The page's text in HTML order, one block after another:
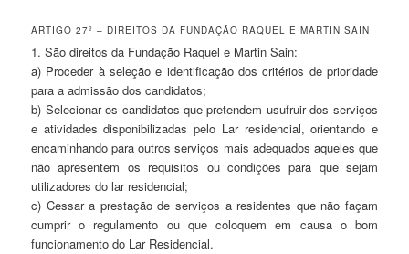
ARTIGO 27º – DIREITOS DA FUNDAÇÃO RAQUEL E MARTIN SAIN
1. São direitos da Fundação Raquel e Martin Sain:
a) Proceder à seleção e identificação dos critérios de prioridade
para a admissão dos candidatos;
b) Selecionar os candidatos que pretendem usufruir dos serviços
e atividades disponibilizadas pelo Lar residencial, orientando e
encaminhando para outros serviços mais adequados aqueles que
não apresentem os requisitos ou condições para que sejam
utilizadores do lar residencial;
c) Cessar a prestação de serviços a residentes que não façam
cumprir o regulamento ou que coloquem em causa o bom
funcionamento do Lar Residencial.